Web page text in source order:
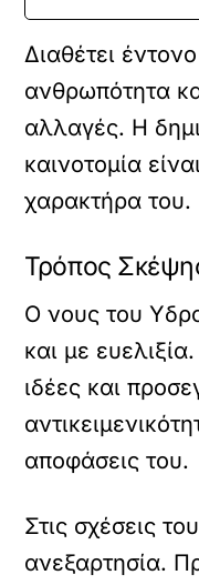
Διαθέτει
ανθρωπότητα
αλλαγές. Η
καινοτομία
χαρακτήρα του.
Τρόπος
Ο νους του
και με
ιδέες και
αποφάσεις του.
Στις σχέσεις
ανεξαρτησία.